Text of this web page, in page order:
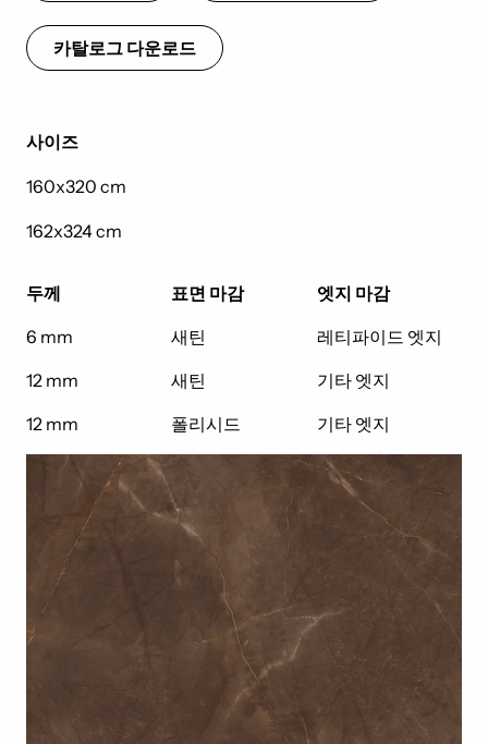
카탈로그 다운로드
사이즈
160x320 cm
162x324 cm
두께 표면 마감
엣지 마감
6 mm
새틴
레티파이드 엣지
12 mm
새틴
기타 엣지
12 mm
폴리시드 기타 엣지